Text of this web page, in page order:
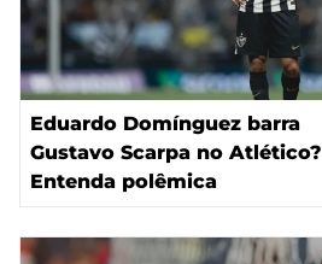
Eduardo Domínguez barra
Gustavo Scarpa no Atlético?
Entenda polêmica